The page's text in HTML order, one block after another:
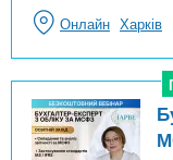
Онлайн Харків